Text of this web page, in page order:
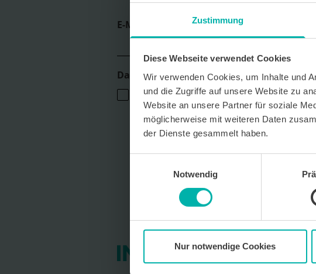
Zustimmung
Diese Webseite verwendet Cookies
Wir verwenden Cookies, um Inhalte und
und die Zugriffe auf unsere Website zu
Website an unsere Partner für soziale
möglicherweise mit weiteren Daten
der Dienste gesammelt haben.
Notwendig
Nur notwendige Cookies
E-Mail *
Datenverarbeitungshinweis*
Ich stimme zu, dass ich monatlich den kostenlosen
Das Magazin Pforzheim GmbH erhalte. Um die
persönlichen Interessen auszurichten, stimme ich
personenbezogenes Nutzungsverhalten des
Der Newsletter enthält begleitende
kostenfrei für die Zukunft durch den in jedem
ausschließlich zur Zustellung des Newsletters genutzt.
Umgang mit Ihren Daten und der von uns
finden Sie in unserer Datenschutzerklärung.